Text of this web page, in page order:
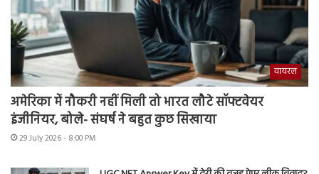
वायरल
अमेरिका में नौकरी नहीं मिली तो भारत लौटे सॉफ्टवेयर
इंजीनियर, बोले- संघर्ष ने बहुत कुछ सिखाया
29 July 2026 - 8:00 PM